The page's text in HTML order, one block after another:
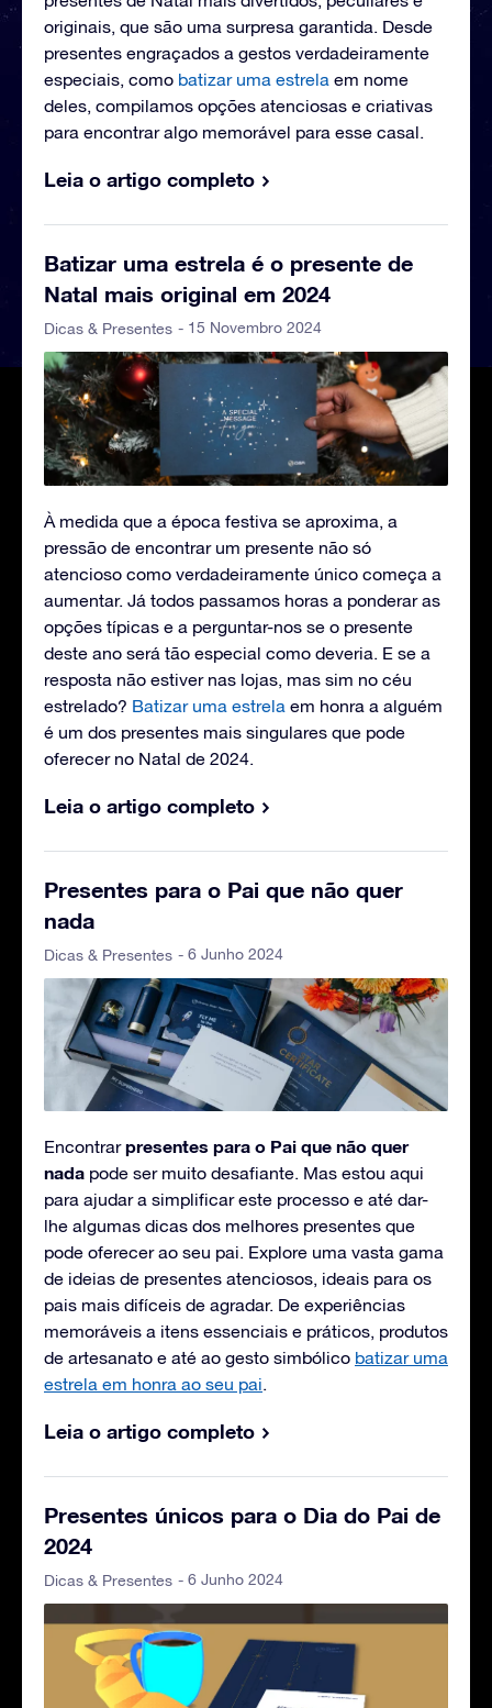
originais, que são uma surpresa garantida. Desde
presentes engraçados a gestos verdadeiramente
especiais, como batizar uma estrela em nome
deles, compilamos opções atenciosas e criativas
para encontrar algo memorável para esse casal.
Leia o artigo completo
Batizar uma estrela é o presente de
Natal mais original em 2024
Dicas & Presentes - 15 Novembro 2024
À medida que a época festiva se aproxima, a
pressão de encontrar um presente não só
atencioso como verdadeiramente único começa a
aumentar. Já todos passamos horas a ponderar as
opções típicas e a perguntar-nos se o presente
deste ano será tão especial como deveria. E se a
resposta não estiver nas lojas, mas sim no céu
estrelado? Batizar uma estrela em honra a alguém
é um dos presentes mais singulares que pode
oferecer no Natal de 2024.
Leia o artigo completo
Presentes para o Pai que não quer
nada
Dicas & Presentes - 6 Junho 2024
Encontrarpresentes para o Pai que não quer
nada pode ser muito desafiante. Mas estou aqui
para ajudar a simplificar este processo e até dar-
lhe algumas dicas dos melhores presentes que
pode oferecer ao seu pai. Explore uma vasta gama
de ideias de presentes atenciosos, ideais para os
pais mais difíceis de agradar. De experiências
memoráveis a itens essenciais e práticos, produtos
de artesanato e até ao gesto simbólico batizar uma
estrela em honra ao seu pai.
Leia o artigo completo
Presentes únicos para o Dia do Pai de
2024
Dicas & Presentes - 6 Junho 2024